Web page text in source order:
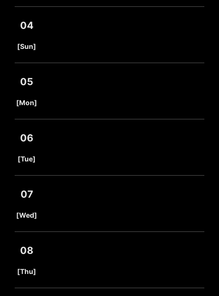
04
[Sun]
05
[Mon]
06
[Tue]
07
[Wed]
08
[Thu]